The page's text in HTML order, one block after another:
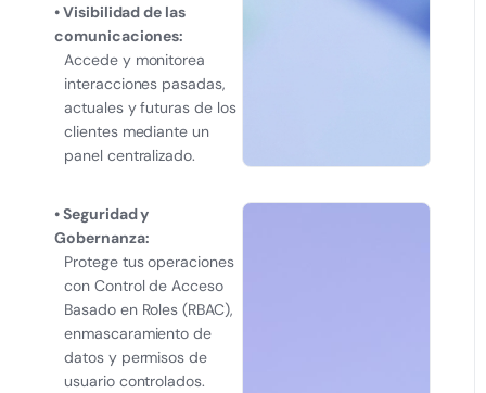
• Visibilidad de las
comunicaciones:
Accede y monitorea
interacciones pasadas,
actuales y futuras de los
clientes mediante un
panel centralizado.
• Seguridad y
Gobernanza:
Protege tus operaciones
con Control de Acceso
Basado en Roles (RBAC),
enmascaramiento de
datos y permisos de
usuario controlados.